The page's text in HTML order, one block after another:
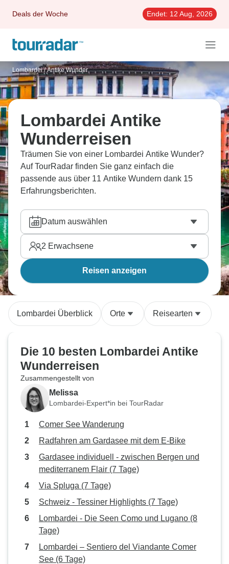
Deals der Woche Endet: 12 Aug, 2026
Lombardei / Antike Wunder
Lombardei Antike
Wunderreisen
Träumen Sie von einer Lombardei Antike Wunder?
Auf TourRadar finden Sie ganz einfach die
passende aus über 11 Antike Wundern dank 15
Erfahrungsberichten.
Datum auswählen
2 Erwachsene
Reisen anzeigen
Lombardei Überblick Orte Reisearten
Die 10 besten Lombardei Antike
Wunderreisen
Zusammengestellt von
Melissa
Lombardei-Expert*in bei TourRadar
Comer See Wanderung
Radfahren am Gardasee mit dem E-Bike
Gardasee individuell - zwischen Bergen und
mediterranem Flair (7 Tage)
Via Spluga (7 Tage)
Schweiz - Tessiner Highlights (7 Tage)
Lombardei - Die Seen Como und Lugano (8
Tage)
Lombardei – Sentiero del Viandante Comer
See (6 Tage)